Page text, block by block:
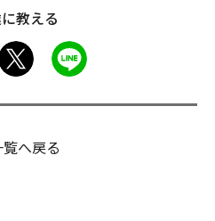
教える
覧へ戻る